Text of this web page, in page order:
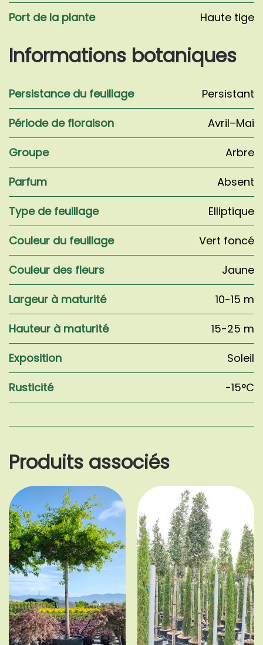
Port de la plante Haute tige
Informations botaniques
Persistance du feuillage
Persistant
Période de floraison
Avril–Mai
Groupe
Arbre
Parfum
Absent
Type de feuillage
Elliptique
Couleur du feuillage
Vert foncé
Couleur des fleurs
Jaune
Largeur à maturité
10-15 m
Hauteur à maturité
15-25 m
Exposition
Soleil
Rusticité
-15°C
Produits associés